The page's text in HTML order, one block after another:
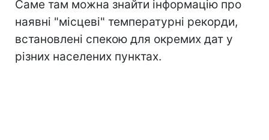
Саме там можна знайти інформацію про
наявні "місцеві" температурні рекорди,
встановлені спекою для окремих дат у
різних населених пунктах.